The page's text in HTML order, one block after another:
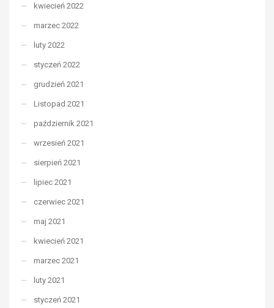
kwiecień 2022
marzec 2022
luty 2022
styczeń 2022
grudzień 2021
Listopad 2021
październik 2021
wrzesień 2021
sierpień 2021
lipiec 2021
czerwiec 2021
maj 2021
kwiecień 2021
marzec 2021
luty 2021
styczeń 2021